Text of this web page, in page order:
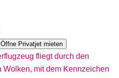
Öffne Privatjet mieten